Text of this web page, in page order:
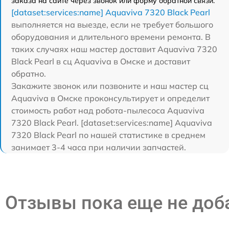
[dataset:services:name] Aquaviva 7320 Black Pearl
выполняется на выезде, если не требует большого
оборудования и длительного времени ремонта. В
таких случаях наш мастер доставит Aquaviva 7320
Black Pearl в сц Aquaviva в Омске и доставит
обратно.
Закажите звонок или позвоните и наш мастер сц
Aquaviva в Омске проконсультирует и определит
стоимость работ над робота-пылесоса Aquaviva
7320 Black Pearl. [dataset:services:name] Aquaviva
7320 Black Pearl по нашей статистике в среднем
занимает 3-4 часа при наличии запчастей.
Отзывы пока еще не